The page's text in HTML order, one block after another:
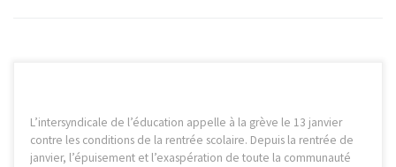
L’intersyndicale de l’éducation appelle à la grève le 13 janvier
contre les conditions de la rentrée scolaire. Depuis la rentrée de
janvier, l’épuisement et l’exaspération de toute la communauté